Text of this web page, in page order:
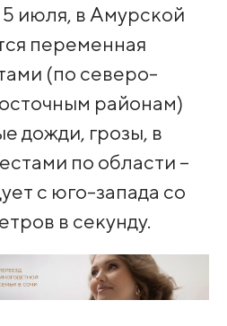
июля, в Амурской
переменная
(по северо-
районам)
дожди, грозы, в
по области –
с юго-запада со
в секунду.